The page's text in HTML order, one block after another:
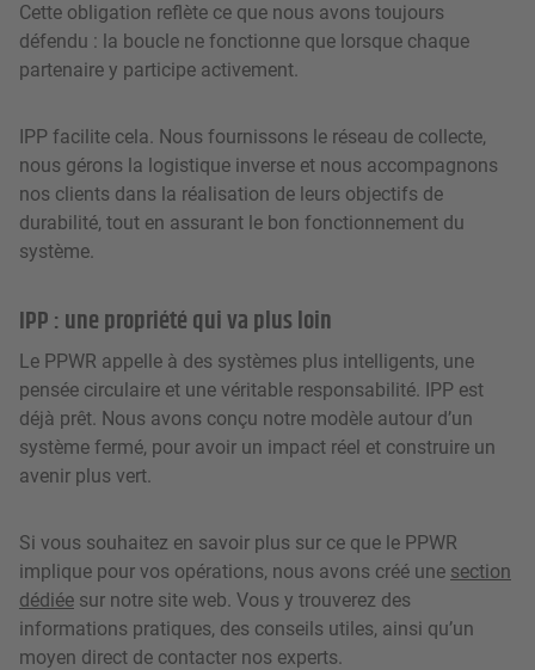
Cette obligation reflète ce que nous avons toujours
défendu : la boucle ne fonctionne que lorsque chaque
partenaire y participe activement.
IPP facilite cela. Nous fournissons le réseau de collecte,
nous gérons la logistique inverse et nous accompagnons
nos clients dans la réalisation de leurs objectifs de
durabilité, tout en assurant le bon fonctionnement du
système.
IPP : une propriété qui va plus loin
Le PPWR appelle à des systèmes plus intelligents, une
pensée circulaire et une véritable responsabilité. IPP est
déjà prêt. Nous avons conçu notre modèle autour d’un
système fermé, pour avoir un impact réel et construire un
avenir plus vert.
Si vous souhaitez en savoir plus sur ce que le PPWR
implique pour vos opérations, nous avons créé une section
dédiée sur notre site web. Vous y trouverez des
informations pratiques, des conseils utiles, ainsi qu’un
moyen direct de contacter nos experts.